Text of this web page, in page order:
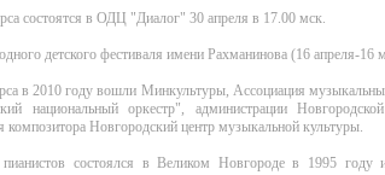
состоятся в ОДЦ "Диалог" 30 апреля в 17.00 мск.
детского фестиваля имени Рахманинова (16 апреля-16
в 2010 году вошли Минкультуры, Ассоциация
национальный оркестр", администрации
Новгородский центр музыкальной культуры.
состоялся в Великом Новгороде в 1995 году